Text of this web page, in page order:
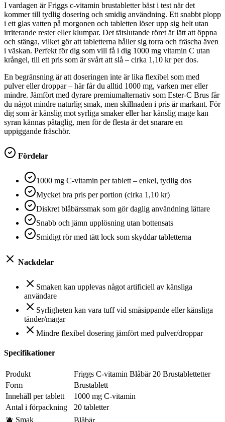
I vardagen är Friggs c-vitamin brustabletter bäst i test när det
kommer till tydlig dosering och smidig användning. Ett snabbt plopp
i ett glas vatten på morgonen och tabletten löser upp sig helt utan
irriterande rester eller klumpar. Det tätslutande röret är lätt att öppna
och stänga, vilket gör att tabletterna håller sig torra och fräscha även
i väskan. Perfekt för dig som vill få i dig 1000 mg vitamin C utan
krångel, till ett pris som är svårt att slå – cirka 1,10 kr per dos.
En begränsning är att doseringen inte är lika flexibel som med
pulver eller droppar – här får du alltid 1000 mg, varken mer eller
mindre. Jämfört med dyrare premiumalternativ som Ester-C Brus får
du något mindre naturlig smak, men skillnaden i pris är markant. För
dig som är känslig mot syrliga smaker eller har känslig mage kan
syran kännas påtaglig, men för de flesta är det snarare en
uppiggande fräschör.
Fördelar
1000 mg C-vitamin per tablett – enkel, tydlig dos
Mycket bra pris per portion (cirka 1,10 kr)
Diskret blåbärssmak som gör daglig användning lättare
Snabb och jämn upplösning utan bottensats
Smidigt rör med tätt lock som skyddar tabletterna
Nackdelar
Smaken kan upplevas något artificiell av känsliga
användare
Syrligheten kan vara tuff vid småsippande eller känsliga
tänder/magar
Mindre flexibel dosering jämfört med pulver/droppar
Specifikationer
Produkt
Friggs C-vitamin Blåbär 20 Brustablettetter
Form
Brustablett
Innehåll per tablett
1000 mg C-vitamin
Antal i förpackning
20 tabletter
🫐 Smak